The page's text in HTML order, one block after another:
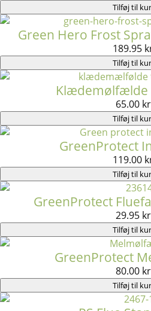
Tilføj til
Green Hero Frost
189.95
Tilføj til
65.00
Tilføj til
GreenProtect
119.00
Tilføj til
GreenProtect
29.95
Tilføj til
GreenProtect
80.00
Tilføj til